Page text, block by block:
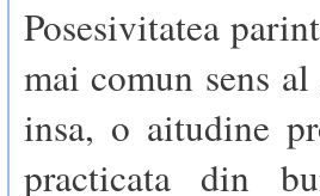
Posesivitatea
mai comun sens
insa, o aitudine
practicata din